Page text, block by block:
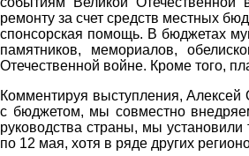
ремонту за счет средств местных
спонсорская помощь. В бюджетах
памятников, мемориалов,
Отечественной войне. Кроме того,
Комментируя выступления, Алексей
с бюджетом, мы совместно
руководства страны, мы
по 12 мая, хотя в ряде других